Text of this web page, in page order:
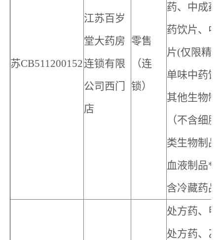
苏CB511200152
江苏百岁
堂大药房
连锁有限
公司西门
店
零售
（连
锁）
药、中成
药饮片、
片(仅限精
单味中药饮
其他生物制
（不含细
类生物制
血液制品*
含冷藏药品
处方药、
处方药、